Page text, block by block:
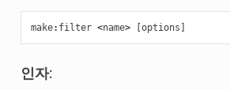
make: filter <name> [options ]
인자: